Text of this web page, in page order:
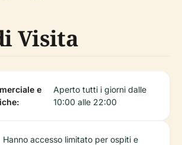
Visita
e
Aperto tutti i giorni dalle
10:00 alle 22:00
Hanno accesso limitato per ospiti e